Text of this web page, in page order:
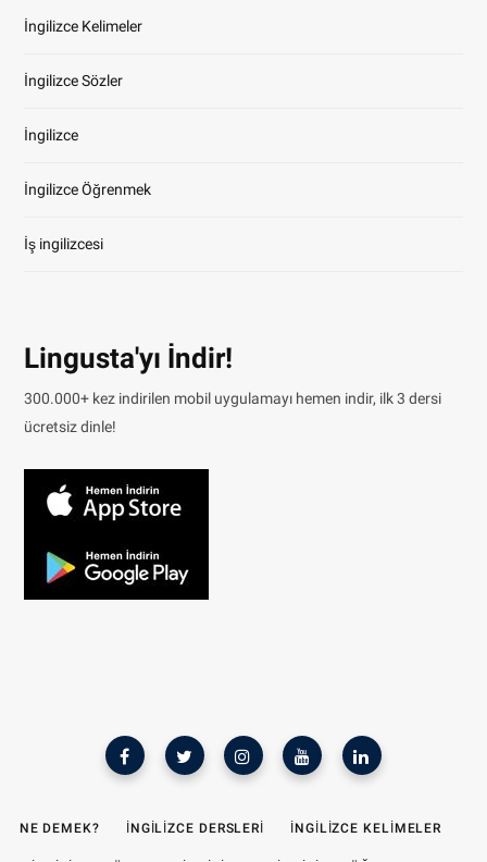
İngilizce Kelimeler
İngilizce Sözler
İngilizce
İngilizce Öğrenmek
İş ingilizcesi
Lingusta'yı İndir!
300.000+ kez indirilen mobil uygulamayı hemen indir, ilk 3 dersi
ücretsiz dinle!
NE DEMEK? İNGILIZCE DERSLERI İNGILIZCE KELIMELER